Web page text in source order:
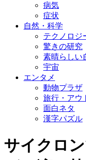
病気
症状
自然・科学
テクノロジ
驚きの研究
素晴らしい
宇宙
エンタメ
動物プラザ
旅行・アウ
面白ネタ
漢字パズル
サイクロ